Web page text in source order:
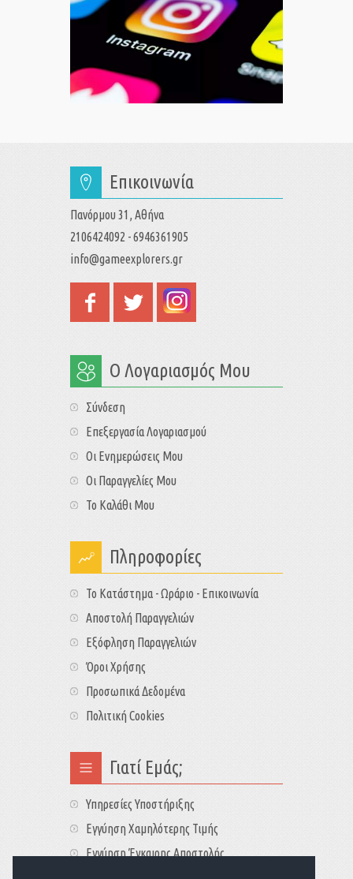
Επικοινωνία
Πανόρμου 31, Αθήνα
2106424092 - 6946361905
info@gameexplorers.gr
Ο Λογαριασμός Μου
Σύνδεση
Επεξεργασία Λογαριασμού
Οι Ενημερώσεις Μου
Οι Παραγγελίες Μου
Το Καλάθι Μου
Πληροφορίες
Το Κατάστημα - Ωράριο - Επικοινωνία
Αποστολή Παραγγελιών
Εξόφληση Παραγγελιών
Όροι Χρήσης
Προσωπικά Δεδομένα
Πολιτική Cookies
Γιατί Εμάς;
Υπηρεσίες Υποστήριξης
Εγγύηση Χαμηλότερης Τιμής
Εγγύηση Έγκαιρης Αποστολής